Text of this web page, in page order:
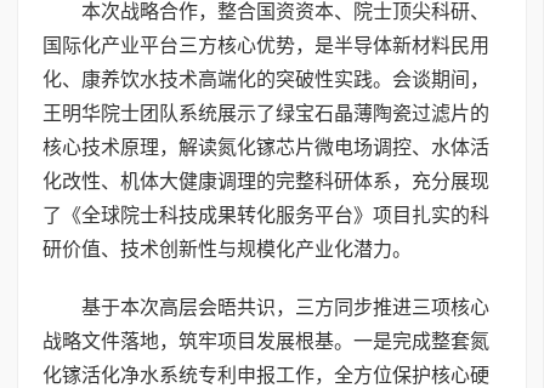
本次战略合作，整合国资资本、院士顶尖科研、
国际化产业平台三方核心优势，是半导体新材料民用
化、康养饮水技术高端化的突破性实践。会谈期间，
王明华院士团队系统展示了绿宝石晶薄陶瓷过滤片的
核心技术原理，解读氮化镓芯片微电场调控、水体活
化改性、机体大健康调理的完整科研体系，充分展现
了《全球院士科技成果转化服务平台》项目扎实的科
研价值、技术创新性与规模化产业化潜力。
基于本次高层会晤共识，三方同步推进三项核心
战略文件落地，筑牢项目发展根基。一是完成整套氮
化镓活化净水系统专利申报工作，全方位保护核心硬